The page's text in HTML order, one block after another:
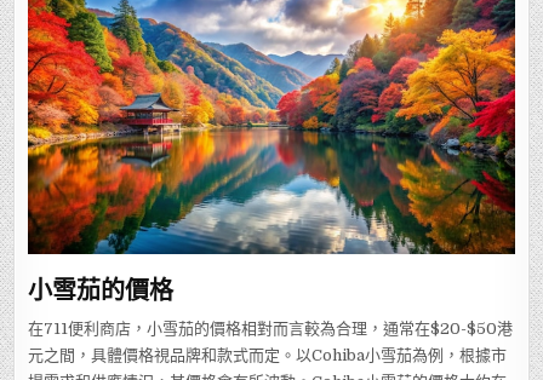
小雪茄的價格
在711便利商店，小雪茄的價格相對而言較為合理，通常在$20-$50港
元之間，具體價格視品牌和款式而定。以Cohiba小雪茄為例，根據市